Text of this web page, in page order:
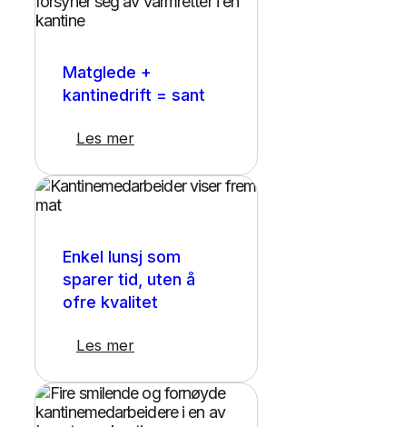
Matglede +
kantinedrift = sant
Les mer
Enkel lunsj som
sparer tid, uten å
ofre kvalitet
Les mer